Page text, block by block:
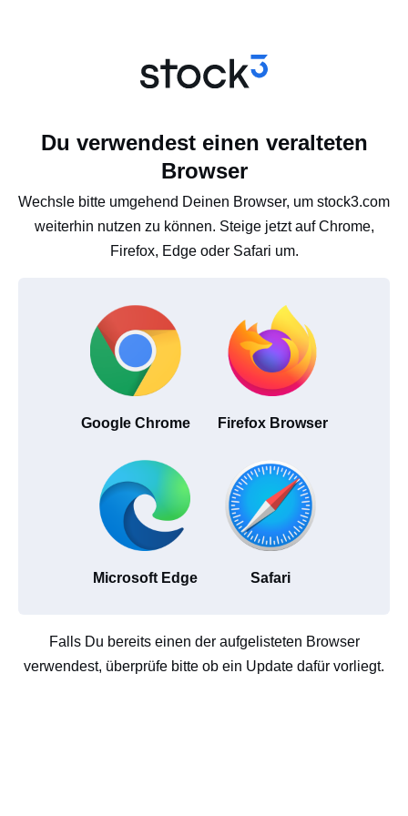
Du verwendest einen veralteten
Browser
Wechsle bitte umgehend Deinen Browser, um stock3.com
weiterhin nutzen zu können. Steige jetzt auf Chrome,
Firefox, Edge oder Safari um.
Google Chrome Firefox Browser
Microsoft Edge Safari
Falls Du bereits einen der aufgelisteten Browser
verwendest, überprüfe bitte ob ein Update dafür vorliegt.